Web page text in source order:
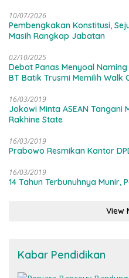
10/07/2026
Pembengkakan Konstitusi,
Masih Rangkap Jabatan
02/10/2025
Debat Panas Menyoal
BT Batik Trusmi Memilih Walk
16/03/2019
Jokowi Minta ASEAN Tangani
Rakhine State
16/03/2019
Prabowo Resmikan Kantor
16/03/2019
14 Tahun Terbunuhnya Munir,
View
Kabar Pendidikan